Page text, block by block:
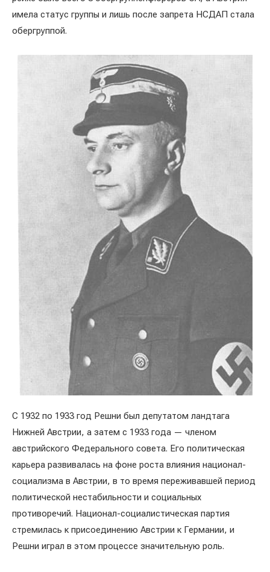
имела статус группы и лишь после запрета НСДАП стала
обергруппой.
С 1932 по 1933 год Решни был депутатом ландтага
Нижней Австрии, а затем с 1933 года — членом
австрийского Федерального совета. Его политическая
карьера развивалась на фоне роста влияния национал-
социализма в Австрии, в то время переживавшей период
политической нестабильности и социальных
противоречий. Национал-социалистическая партия
стремилась к присоединению Австрии к Германии, и
Решни играл в этом процессе значительную роль.